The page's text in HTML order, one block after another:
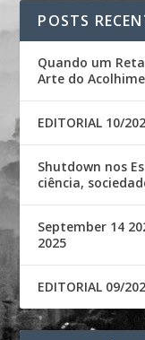
POSTS
Quando um
Arte do
EDITORIAL 10/
Shutdown nos
ciência,
September 14
2025
EDITORIAL 09/